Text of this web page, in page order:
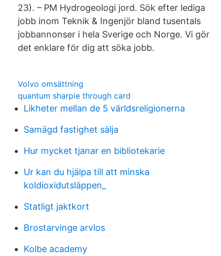
23). – PM Hydrogeologi jord. Sök efter lediga
jobb inom Teknik & Ingenjör bland tusentals
jobbannonser i hela Sverige och Norge. Vi gör
det enklare för dig att söka jobb.
Volvo omsättning
quantum sharpie through card
Likheter mellan de 5 världsreligionerna
Samägd fastighet sälja
Hur mycket tjanar en bibliotekarie
Ur kan du hjälpa till att minska
koldioxidutsläppen_
Statligt jaktkort
Brostarvinge arvlos
Kolbe academy